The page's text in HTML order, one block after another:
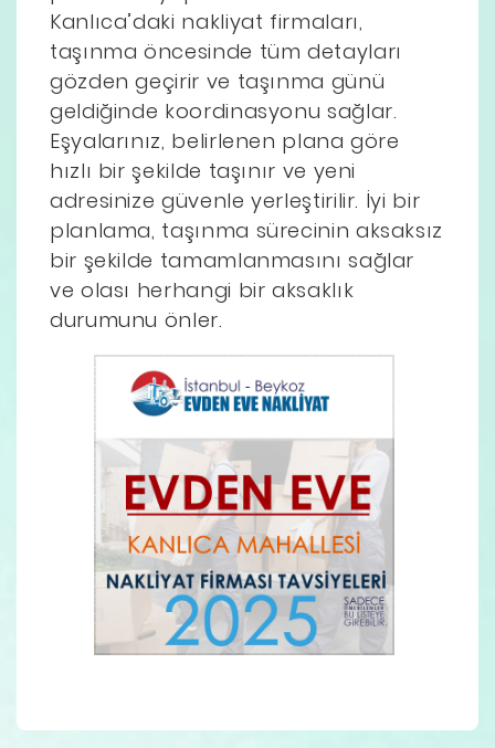
Kanlıca’daki nakliyat firmaları,
taşınma öncesinde tüm detayları
gözden geçirir ve taşınma günü
geldiğinde koordinasyonu sağlar.
Eşyalarınız, belirlenen plana göre
hızlı bir şekilde taşınır ve yeni
adresinize güvenle yerleştirilir. İyi bir
planlama, taşınma sürecinin aksaksız
bir şekilde tamamlanmasını sağlar
ve olası herhangi bir aksaklık
durumunu önler.